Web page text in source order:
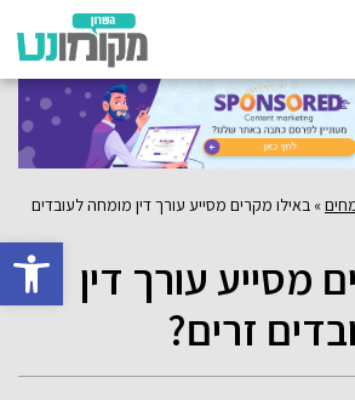
פתח
» באילו מקרים מסייע עורך דין מומחה לעובדים
מסייע עורך דין
זרים?